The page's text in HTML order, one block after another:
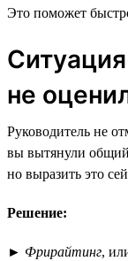
Это поможет
не
Руководитель не
вы вытянули
но выразить это
Решение:
► Фрирайтинг,